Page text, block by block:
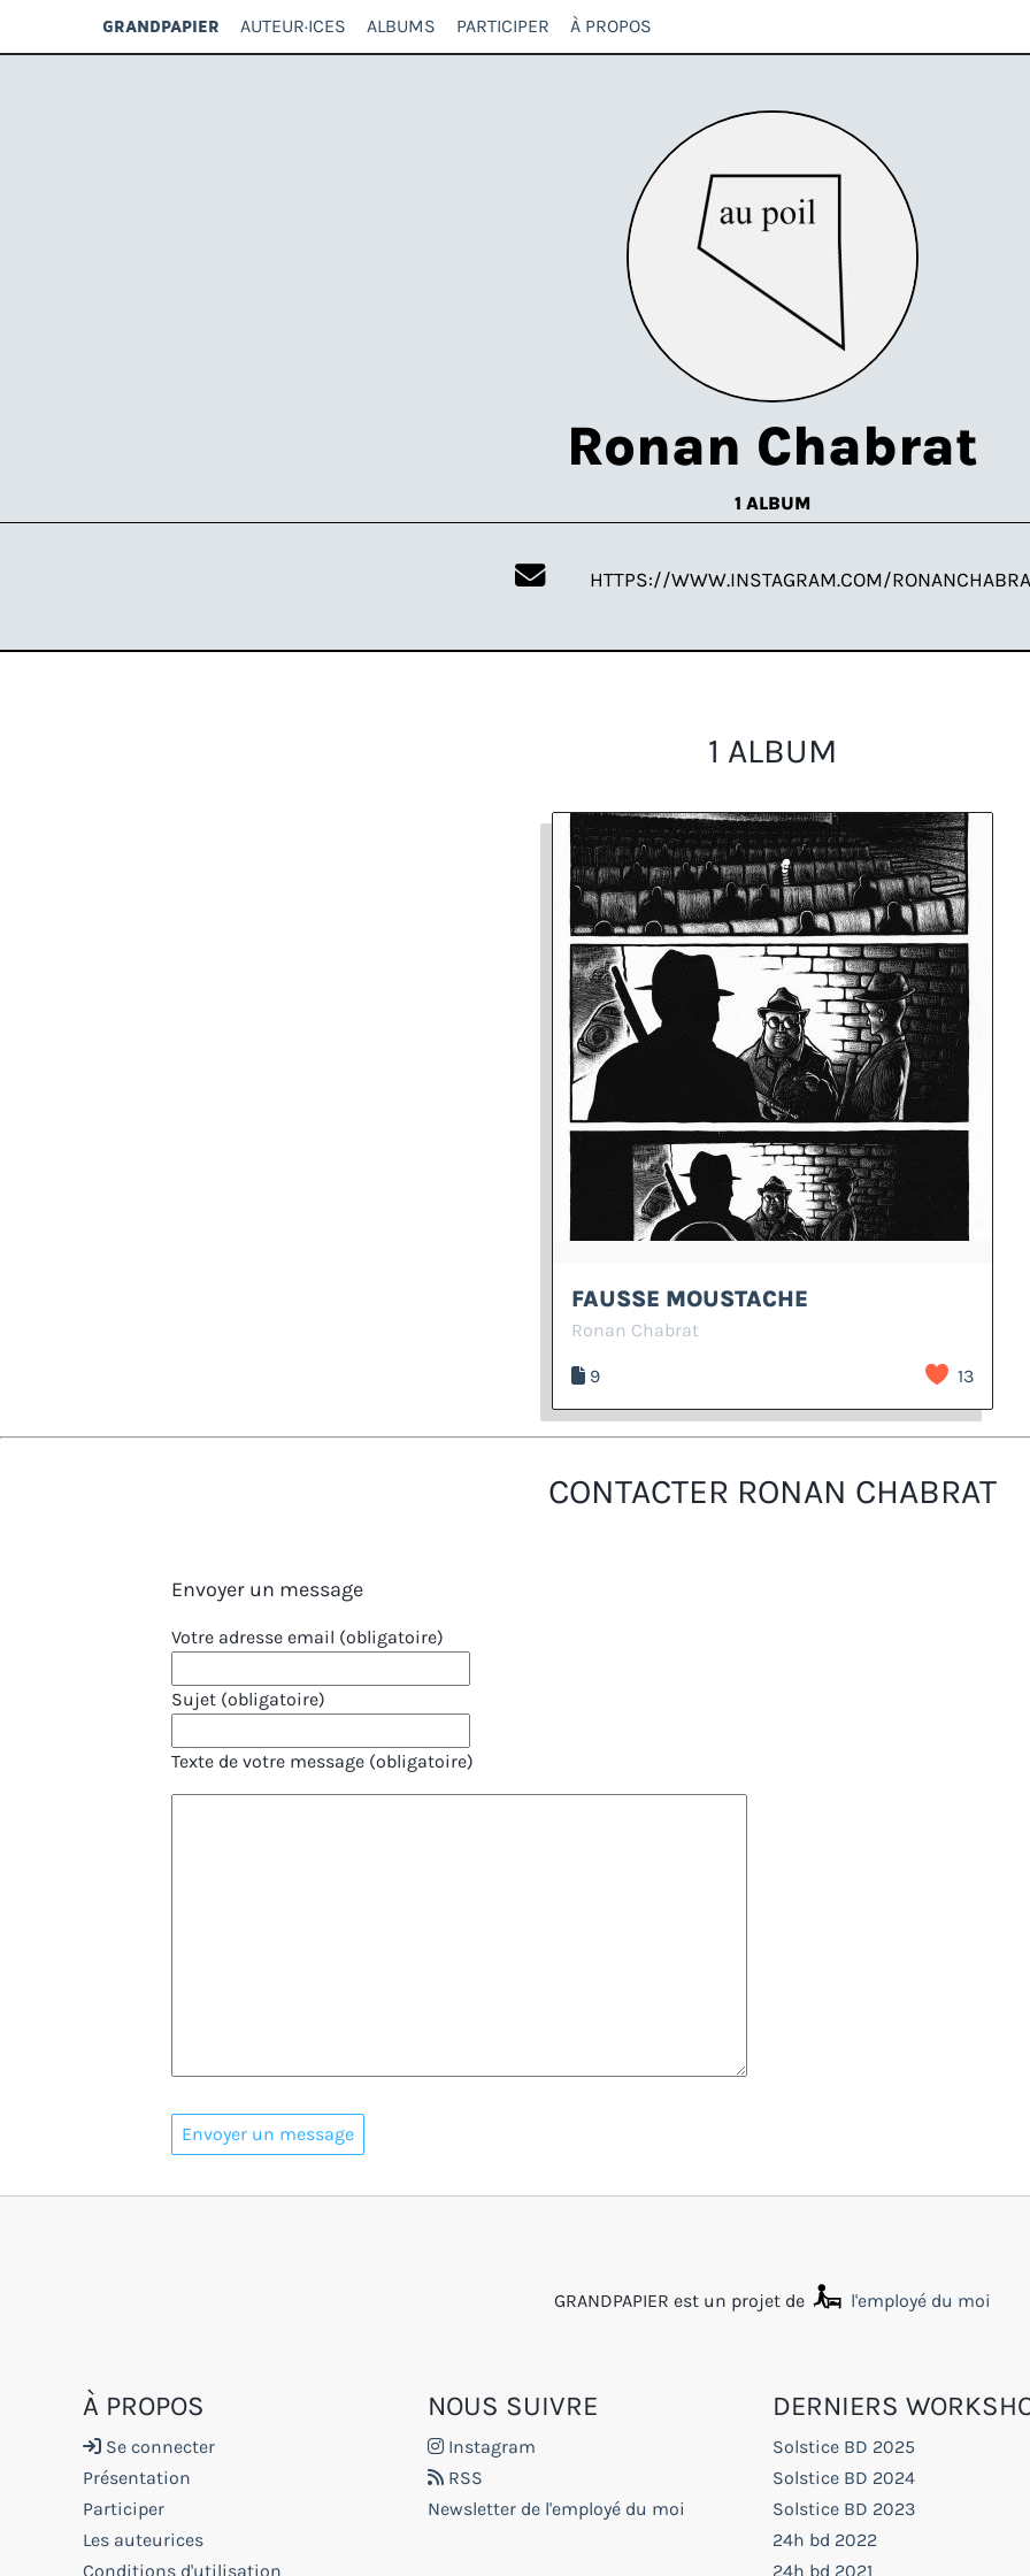
GRANDPAPIER AUTEUR·ICES ALBUMS PARTICIPER À PROPOS
Ronan Chabrat
1 ALBUM
HTTPS://WWW.INSTAGRAM.COM/
1 ALBUM
FAUSSE MOUSTACHE
Ronan Chabrat
9 13
CONTACTER RONAN CHABRAT
Envoyer un message
Votre adresse email (obligatoire)
Sujet (obligatoire)
Texte de votre message (obligatoire)
GRANDPAPIER est un projet de l'employé du moi
À PROPOS
Se connecter
Présentation
Participer
Les auteurices
Conditions d'utilisation
NOUS SUIVRE
Instagram
RSS
Newsletter de l'employé du moi
DERNIERS
Solstice BD 2025
Solstice BD 2024
Solstice BD 2023
24h bd 2022
24h bd 2021